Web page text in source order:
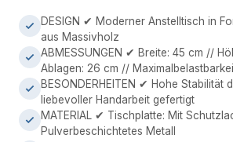
DESIGN ✔ Moderner Anstelltisch in
aus Massivholz
ABMESSUNGEN ✔ Breite: 45 cm //
Ablagen: 26 cm //
BESONDERHEITEN ✔ Hohe
liebevoller Handarbeit gefertigt
MATERIAL ✔ Tischplatte: Mit
Pulverbeschichtetes Metall